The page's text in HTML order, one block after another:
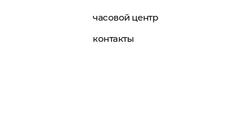
часовой центр
контакты